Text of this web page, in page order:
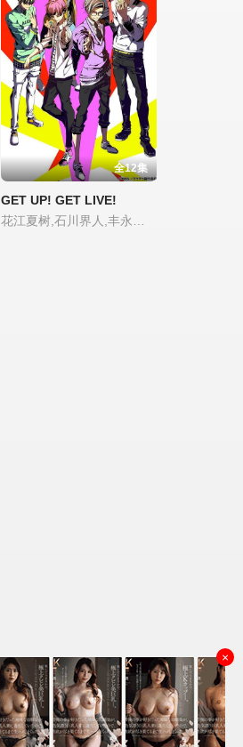
全12集
GET UP! GET LIVE!
×